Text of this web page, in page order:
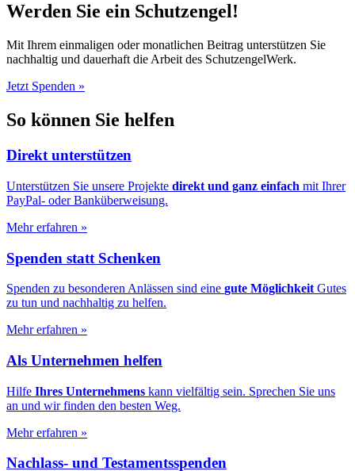
Werden Sie ein Schutzengel!
Mit Ihrem einmaligen oder monatlichen Beitrag unterstützen Sie
nachhaltig und dauerhaft die Arbeit des SchutzengelWerk.
Jetzt Spenden »
So können Sie helfen
Direkt unterstützen
Unterstützen Sie unsere Projekte direkt und ganz einfach mit Ihrer
PayPal- oder Banküberweisung.
Mehr erfahren »
Spenden statt Schenken
Spenden zu besonderen Anlässen sind eine gute Möglichkeit Gutes
zu tun und nachhaltig zu helfen.
Mehr erfahren »
Als Unternehmen helfen
Hilfe Ihres Unternehmens kann vielfältig sein. Sprechen Sie uns
an und wir finden den besten Weg.
Mehr erfahren »
Nachlass- und Testamentsspenden